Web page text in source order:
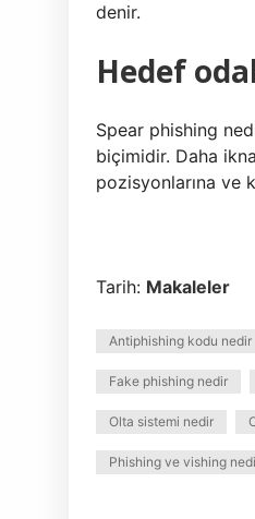
denir.
Hedef
Spear phishing
biçimidir. Daha
pozisyonlarına ve
Tarih: Makaleler
Antiphishing kodu nedir
Fake phishing nedir
Olta sistemi nedir
Phishing ve vishing